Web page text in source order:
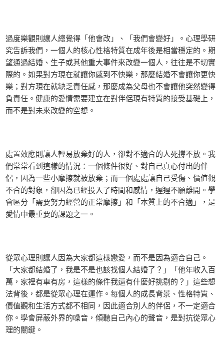
過度樂觀則讓人總覺得「他會改」、「我們會變好」。心理學研
究告訴我們，一個人的核心性格特質在成年後是相當穩定的。期
望通過結婚、生子或其他重大事件來改變一個人，往往是不切實
際的。如果對方現在就讓你感到不快樂，那麼結婚不會讓你更快
樂；對方現在就缺乏責任感，那麼成為父母也不會讓他突然變得
負責任。健康的愛情需要建立在對伴侶現有特質的接受基礎上，
而不是對未來改變的空想。
處置效應則讓人輕易放棄好的人，卻對不適合的人死撐不放。我
們常常看到這樣的情況：一個條件很好、對自己真心付出的伴
侶，因為一些小摩擦就被放棄；而一個處處讓自己受傷、價值觀
不合的對象，卻因為已經投入了時間和感情，遲遲不願離開。學
會區分「需要努力經營的正常摩擦」和「本質上的不合適」，是
愛情中最重要的課題之一。
從眾心理則讓人因為大家都這樣戀愛，而不是因為適合自己。
「大家都結婚了，我是不是也該找個人結婚了？」「他年收入百
萬，家裡有車有房，這樣的條件我還有什麼好挑剔的？」這些想
法背後，都是從眾心理在運作。每個人的成長背景、性格特質、
價值觀和生活方式都不相同，因此適合別人的伴侶，不一定適合
你。學會屏蔽外界的噪音，傾聽自己內心的聲音，是對抗從眾心
理的關鍵。